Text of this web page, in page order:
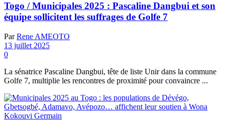
Togo / Municipales 2025 : Pascaline Dangbui et son
équipe sollicitent les suffrages de Golfe 7
Par Rene AMEOTO
13 juillet 2025
0
La sénatrice Pascaline Dangbui, tête de liste Unir dans la commune
Golfe 7, multiplie les rencontres de proximité pour convaincre ...